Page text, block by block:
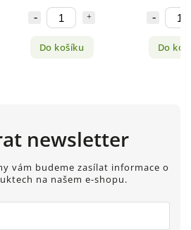
Do košíku Do
newsletter
vám budeme zasílat informace o
na našem e-shopu.